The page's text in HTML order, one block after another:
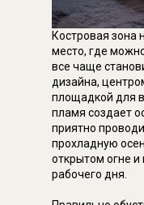
Костровая зона
место, где
все чаще
дизайна,
площадкой для
пламя создает
приятно
прохладную
открытом огне и
рабочего дня.